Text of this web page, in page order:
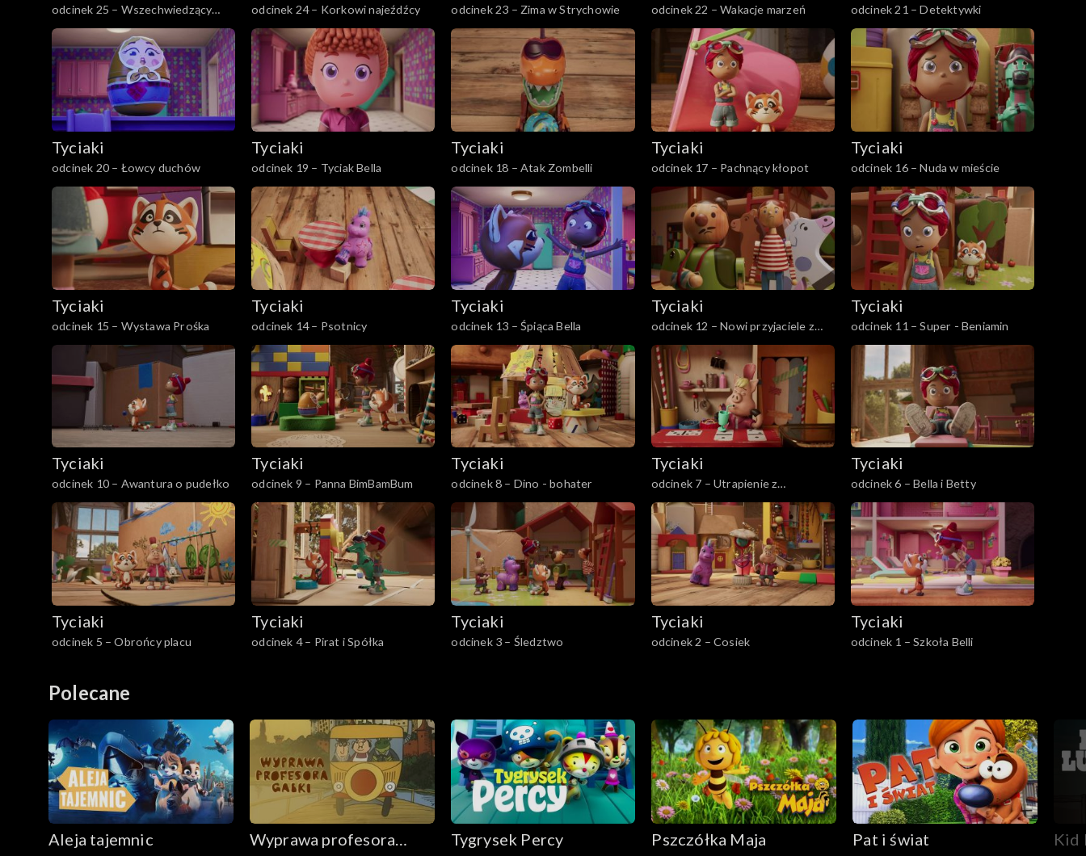
odcinek 25 – Wszechwiedzący
guru
odcinek 24 – Korkowi najeźdźcy odcinek 23 – Zima w Strychowie odcinek 22 – Wakacje marzeń odcinek 21 – Detektywki
Tyciaki
odcinek 20 – Łowcy duchów
Tyciaki
odcinek 19 – Tyciak Bella
Tyciaki
odcinek 18 – Atak Zombelli
Tyciaki
odcinek 17 – Pachnący kłopot
Tyciaki
odcinek 16 – Nuda w mieście
Tyciaki
odcinek 15 – Wystawa Prośka
Tyciaki
odcinek 14 – Psotnicy
Tyciaki
odcinek 13 – Śpiąca Bella
Tyciaki
odcinek 12 – Nowi przyjaciele z
zagrody
Tyciaki
odcinek 11 – Super - Beniamin
Tyciaki
odcinek 10 – Awantura o pudełko
Tyciaki
odcinek 9 – Panna BimBamBum
Tyciaki
odcinek 8 – Dino - bohater
Tyciaki
odcinek 7 – Utrapienie z
Beniaminem
Tyciaki
odcinek 6 – Bella i Betty
Tyciaki
odcinek 5 – Obrońcy placu
Tyciaki
odcinek 4 – Pirat i Spółka
Tyciaki
odcinek 3 – Śledztwo
Tyciaki
odcinek 2 – Cosiek
Tyciaki
odcinek 1 – Szkoła Belli
Polecane
Aleja tajemnic
Wyprawa profesora
Tygrysek Percy Pszczółka Maja Pat i świat Kid